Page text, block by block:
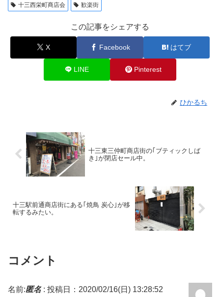
十三西栄町商店会
歓楽街
この記事をシェアする
X Facebook はてブ
LINE Pinterest
ひかるち
十三東三仲町商店街の｢ブティックしば
き｣が閉店セール中。
十三駅前通商店街にある｢焼鳥 炭心｣が移
転するみたい。
コメント
名前:匿名: 投稿日：2020/02/16(日) 13:28:52